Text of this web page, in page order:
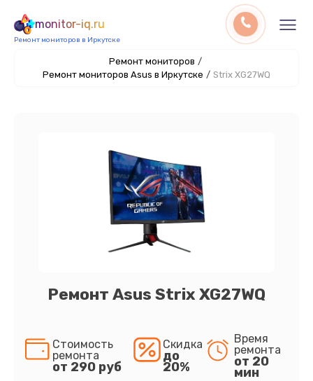
monitor-iq.ru
Ремонт мониторов в Иркутске
Ремонт мониторов /
Ремонт мониторов Asus в Иркутске / Strix XG27WQ
Ремонт Asus Strix XG27WQ
Стоимость
ремонта
от 290 руб
Скидка
до
20%
Время
ремонта
от 20
мин